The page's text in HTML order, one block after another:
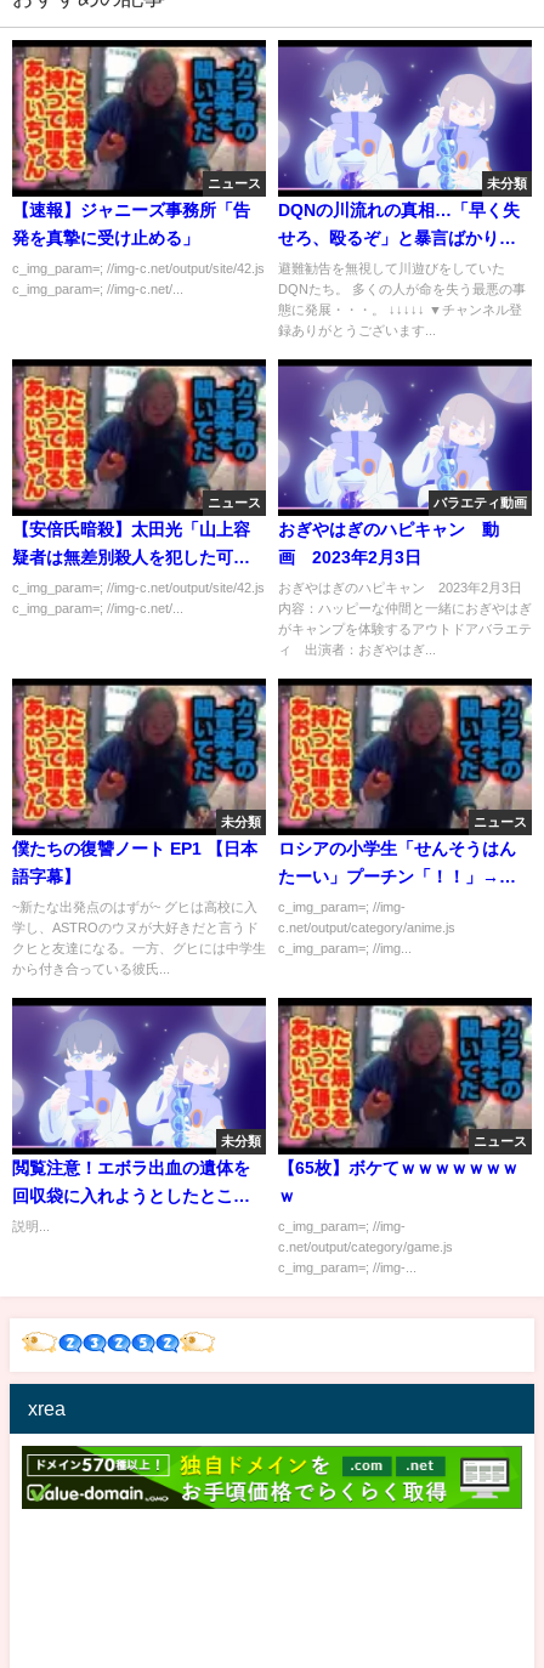
ニュース
【速報】ジャニーズ事務所「告
発を真摯に受け止める」
c_img_param=; //img-c.net/output/site/42.js
c_img_param=; //img-c.net/...
未分類
DQNの川流れの真相…「早く失
せろ、殴るぞ」と暴言ばかり
【玄倉川水難事故】
避難勧告を無視して川遊びをしていた
DQNたち。 多くの人が命を失う最悪の事
態に発展・・・。 ↓↓↓↓↓ ▼チャンネル登
録ありがとうございます...
ニュース
【安倍氏暗殺】太田光「山上容
疑者は無差別殺人を犯した可能
性だってある。」
c_img_param=; //img-c.net/output/site/42.js
c_img_param=; //img-c.net/...
バラエティ動画
おぎやはぎのハピキャン 動
画 2023年2月3日
おぎやはぎのハピキャン 2023年2月3日
内容：ハッピーな仲間と一緒におぎやはぎ
がキャンプを体験するアウトドアバラエテ
ィ 出演者：おぎやはぎ...
未分類
僕たちの復讐ノート‪ EP1 【日本
語字幕】
~新たな出発点のはずが~ グヒは高校に入
学し、ASTROのウヌが大好きだと言うド
クヒと友達になる。一方、グヒには中学生
から付き合っている彼氏...
ニュース
ロシアの小学生「せんそうはん
たーい」プーチン「！！」→小
学生３人逮捕
c_img_param=; //img-
c.net/output/category/anime.js
c_img_param=; //img...
未分類
閲覧注意！エボラ出血の遺体を
回収袋に入れようとしたとこ
ろ・・・
説明...
ニュース
【65枚】ボケてｗｗｗｗｗｗｗ
ｗ
c_img_param=; //img-
c.net/output/category/game.js
c_img_param=; //img-...
xrea